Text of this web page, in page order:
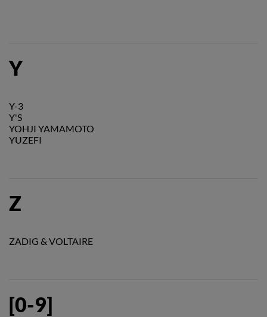
Y
Y-3
Y'S
YOHJI YAMAMOTO
YUZEFI
Z
ZADIG & VOLTAIRE
[0-9]